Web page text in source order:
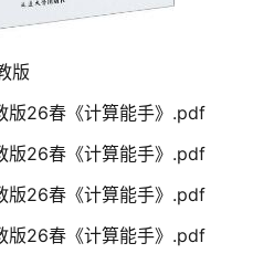
版
版26春《计算能手》.pdf
版26春《计算能手》.pdf
版26春《计算能手》.pdf
版26春《计算能手》.pdf